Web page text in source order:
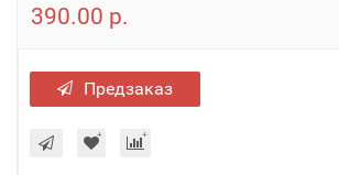
390.00 р.
Предзаказ